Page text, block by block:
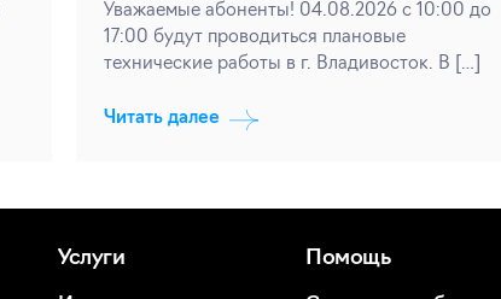
телевидение
Уважаемые абоненты! 04.08.2026 с 10:00 до
17:00 будут проводиться плановые
технические работы в г. Владивосток. В […]
Читать далее
Услуги Помощь